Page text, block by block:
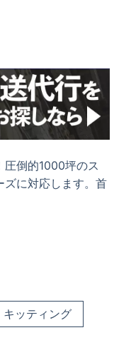
キッティング